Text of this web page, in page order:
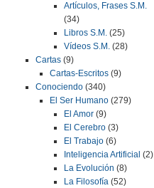
Artículos, Frases S.M.
(34)
Libros S.M. (25)
Vídeos S.M. (28)
Cartas (9)
Cartas-Escritos (9)
Conociendo (340)
El Ser Humano (279)
El Amor (9)
El Cerebro (3)
El Trabajo (6)
Inteligencia Artificial (2)
La Evolución (8)
La Filosofía (52)